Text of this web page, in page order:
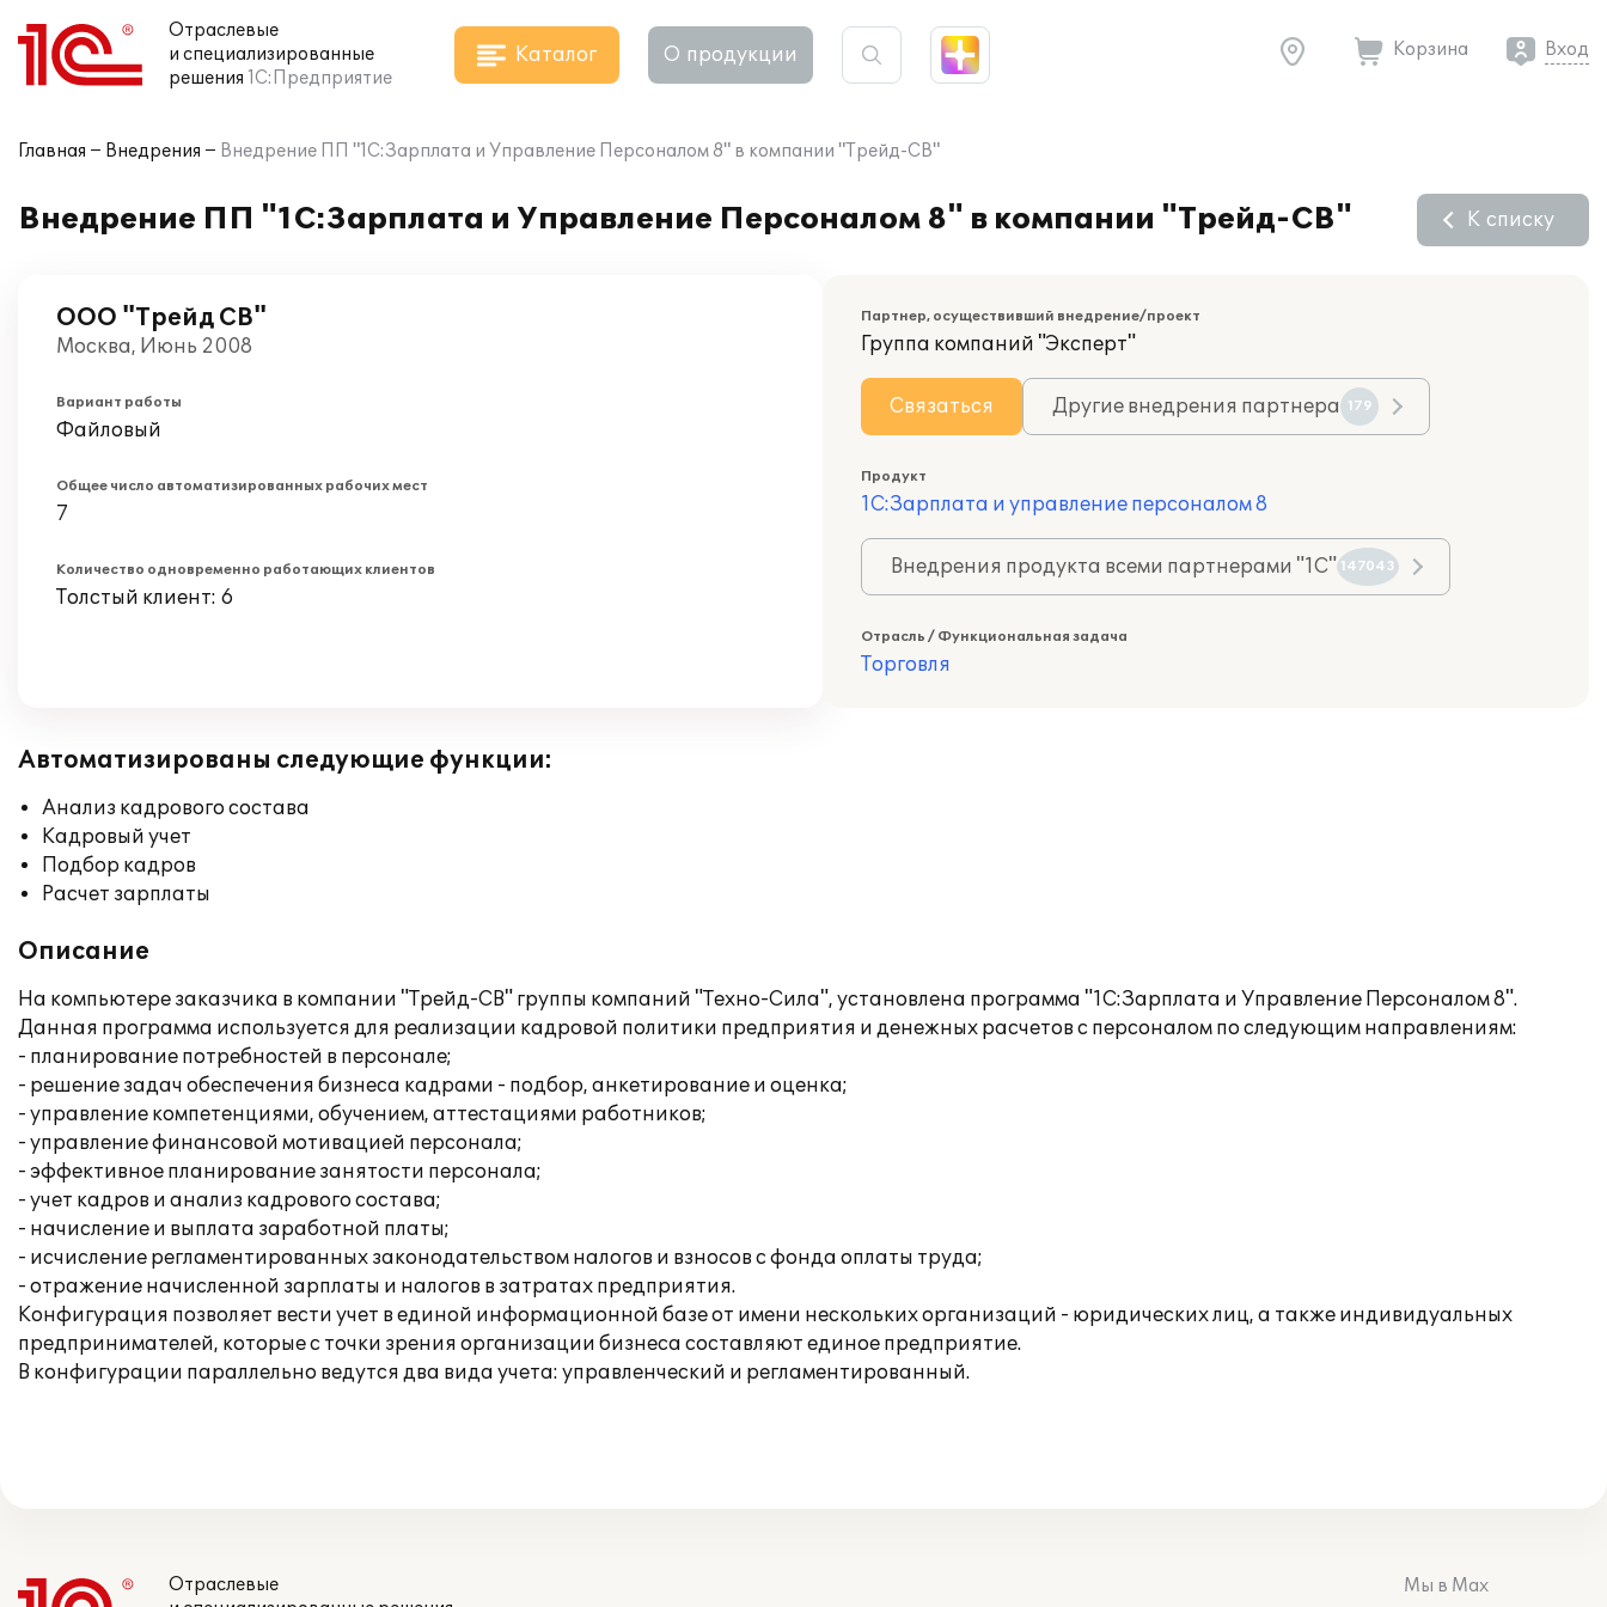
Отраслевые
и специализированные
решения 1С:Предприятие
Каталог О продукции Корзина Вход
Главная Внедрения Внедрение ПП "1С:Зарплата и Управление Персоналом 8" в компании "Трейд-СВ"
Внедрение ПП "1С:Зарплата и Управление Персоналом 8" в компании "Трейд-СВ" К списку
ООО "Трейд СВ"
Москва, Июнь 2008
Вариант работы
Файловый
Общее число автоматизированных рабочих мест
7
Количество одновременно работающих клиентов
Толстый клиент: 6
Партнер, осуществивший внедрение/проект
Группа компаний "Эксперт"
Связаться Другие внедрения партнера 179
Продукт
1С:Зарплата и управление персоналом 8
Внедрения продукта всеми партнерами "1С" 147043
Отрасль / Функциональная задача
Торговля
Автоматизированы следующие функции:
Анализ кадрового состава
Кадровый учет
Подбор кадров
Расчет зарплаты
Описание
На компьютере заказчика в компании "Трейд-СВ" группы компаний "Техно-Сила", установлена программа "1С:Зарплата и Управление Персоналом 8".
Данная программа используется для реализации кадровой политики предприятия и денежных расчетов с персоналом по следующим направлениям:
- планирование потребностей в персонале;
- решение задач обеспечения бизнеса кадрами - подбор, анкетирование и оценка;
- управление компетенциями, обучением, аттестациями работников;
- управление финансовой мотивацией персонала;
- эффективное планирование занятости персонала;
- учет кадров и анализ кадрового состава;
- начисление и выплата заработной платы;
- исчисление регламентированных законодательством налогов и взносов с фонда оплаты труда;
- отражение начисленной зарплаты и налогов в затратах предприятия.
Конфигурация позволяет вести учет в единой информационной базе от имени нескольких организаций - юридических лиц, а также индивидуальных
предпринимателей, которые с точки зрения организации бизнеса составляют единое предприятие.
В конфигурации параллельно ведутся два вида учета: управленческий и регламентированный.
Отраслевые
Мы в Max